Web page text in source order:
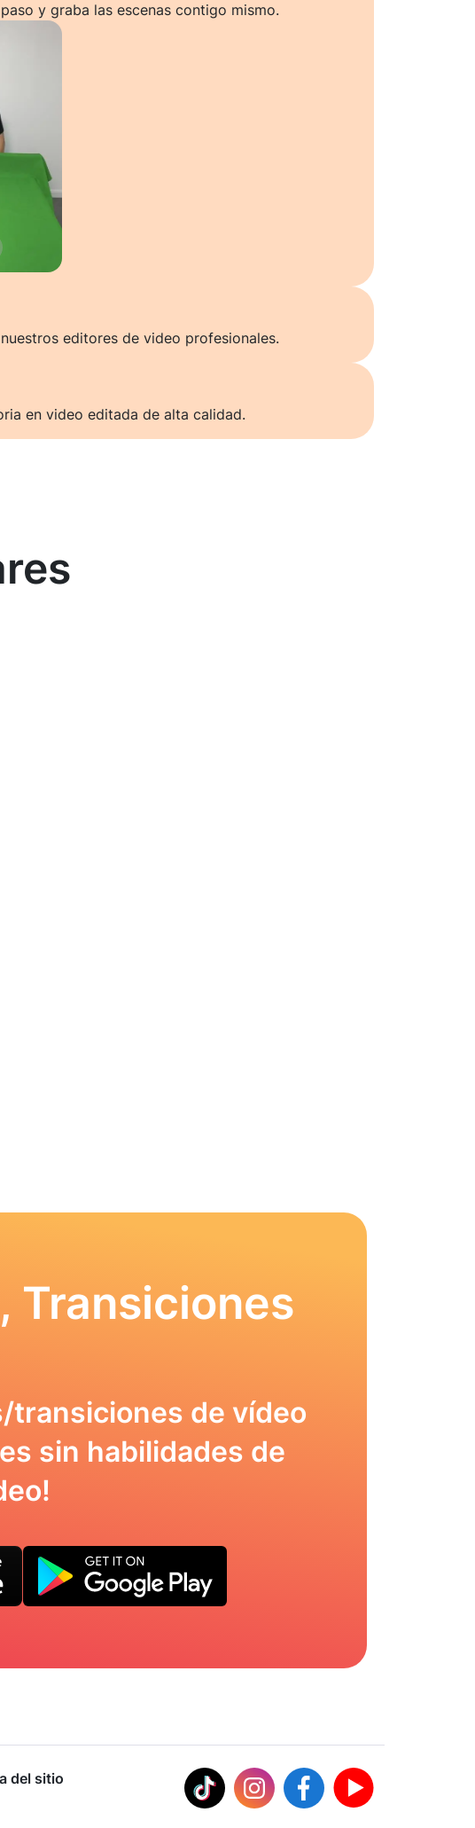
y graba las escenas contigo mismo.
editores de video profesionales.
en video editada de alta calidad.
Transiciones
transiciones de vídeo
sin habilidades de
del sitio